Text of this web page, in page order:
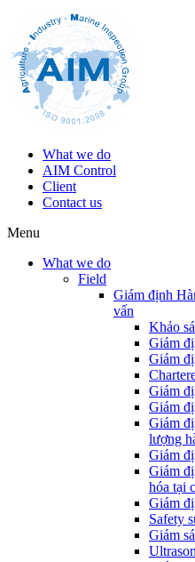
What we do
AIM Control
Client
Contact us
Menu
What we do
Field
Giám định
vấn
Khảo
Giám
Giám
Giám
​Giám
Giám
lượng
Giám
Giám
hóa tại
Giám
Safety
Giám